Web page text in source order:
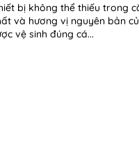
bị không thể thiếu trong
và hương vị nguyên bản
vệ sinh đúng cá...